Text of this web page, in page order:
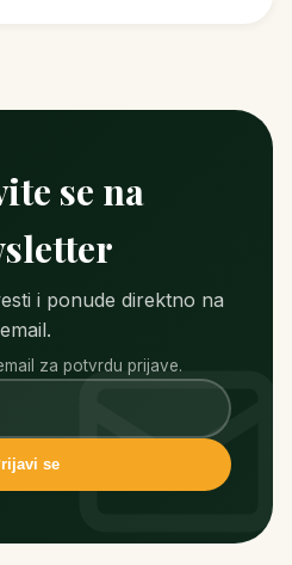
se na
i ponude direktno na
email.
za potvrdu prijave.
se